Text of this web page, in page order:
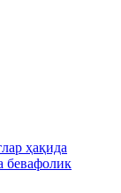
ҳақида
бевафолик